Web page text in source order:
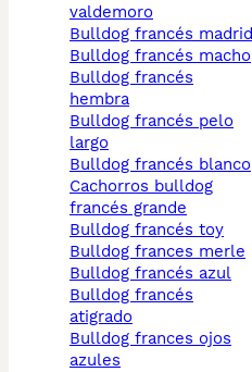
valdemoro
bulldog francés madrid
bulldog francés macho
bulldog francés
hembra
bulldog francés pelo
largo
bulldog francés blanco
cachorros bulldog
francés grande
bulldog francés toy
bulldog frances merle
bulldog francés azul
bulldog francés
atigrado
bulldog frances ojos
azules